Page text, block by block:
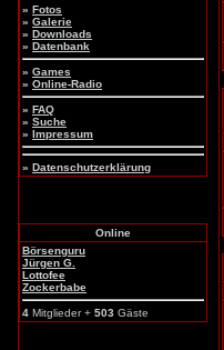
» Fotos
» Galerie
» Downloads
» Datenbank
» Games
» Online-Radio
» FAQ
» Suche
» Impressum
» Datenschutzerklärung
Online
Börsenguru
Jürgen G.
Lottofee
Zockerbabe
4 Mitglieder + 503 Gäste